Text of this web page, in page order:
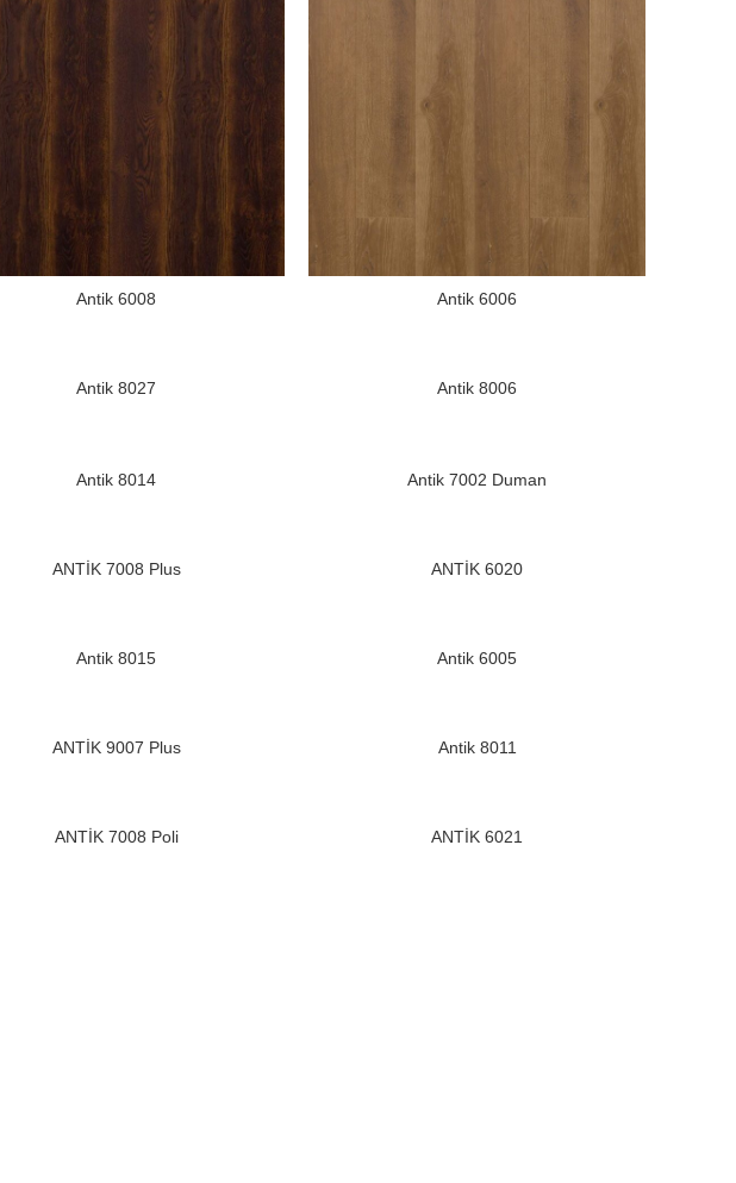
Antik 6008 Antik 6006
Antik 8027 Antik 8006
Antik 8014 Antik 7002 Duman
ANTİK 7008 Plus ANTİK 6020
Antik 8015 Antik 6005
ANTİK 9007 Plus Antik 8011
ANTİK 7008 Poli ANTİK 6021